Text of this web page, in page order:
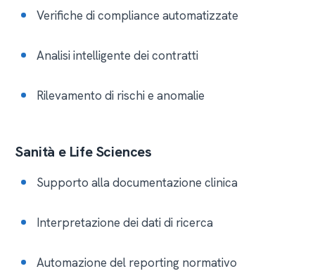
Verifiche di compliance automatizzate
Analisi intelligente dei contratti
Rilevamento di rischi e anomalie
Sanità e Life Sciences
Supporto alla documentazione clinica
Interpretazione dei dati di ricerca
Automazione del reporting normativo